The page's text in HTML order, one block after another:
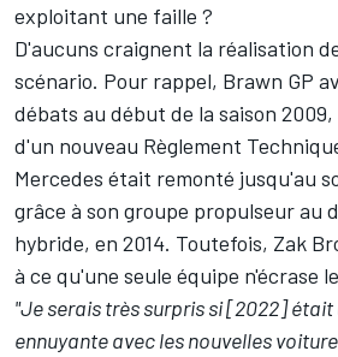
exploitant une faille ?
D'aucuns craignent la réalisation
scénario. Pour rappel, Brawn GP
débats au début de la saison
d'un nouveau Règlement
Mercedes était remonté jusqu'au
grâce à son groupe propulseur au
hybride, en 2014. Toutefois, Zak
à ce qu'une seule équipe n'écrase
"Je serais très surpris si [2022] était
ennuyante avec les nouvelles